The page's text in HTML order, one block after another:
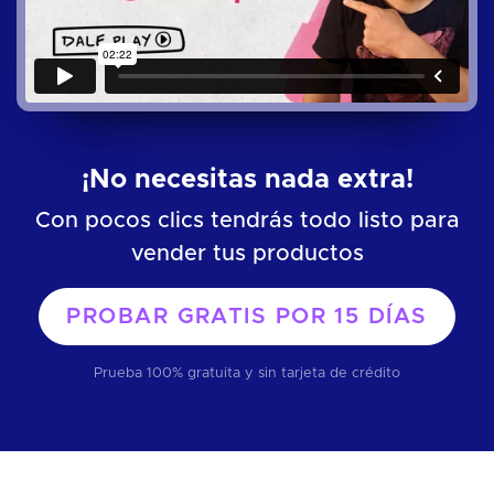
¡No necesitas nada extra!
Con pocos clics tendrás todo listo para
vender tus productos
PROBAR GRATIS POR15 DÍAS
Prueba 100% gratuita y sin tarjeta de crédito